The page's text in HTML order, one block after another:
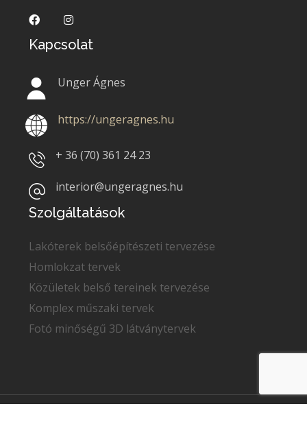
Kapcsolat
Unger Ágnes
https://ungeragnes.hu
+ 36 (70)361 24 23
interior@ungeragnes.hu
Szolgáltatások
Lakóterek belsőépítészeti tervezése
Homlokzat tervek
Közületek belső tereinek tervezése
Komplex műszaki tervek
Fotó minőségű 3D látványtervek